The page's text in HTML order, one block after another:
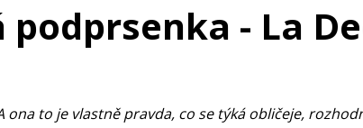
- La
ona to je vlastně pravda, co se týká obličeje,